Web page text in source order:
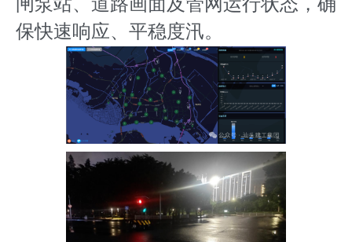
保快速响应、平稳度汛。